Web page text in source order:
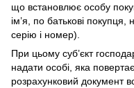
що встановлює особу
ім’я, по батькові
серію і номер).
При цьому суб’єкт
надати особі, яка
розрахунковий документ